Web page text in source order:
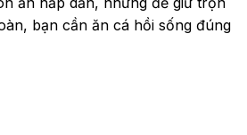
bạn cần ăn cá hồi sống đúng